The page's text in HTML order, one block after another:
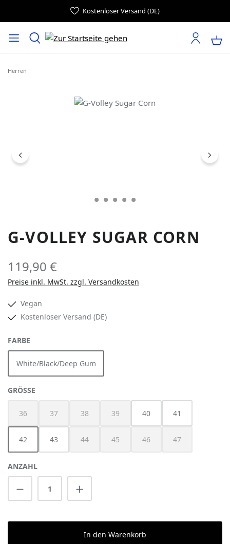
Kostenloser Versand (DE)
Herren
Bildergalerie überspringen
G-VOLLEY SUGAR CORN
119,90 €
Preise inkl. MwSt. zzgl. Versandkosten
Vegan
Kostenloser Versand (DE)
FARBE
White/Black/Deep Gum
GRÖSSE
36
(Diese Option ist zurzeit nicht verfügbar.)
37
(Diese Option ist zurzeit nicht verfügbar.)
38
(Diese Option ist zurzeit nicht verfügbar.)
39
(Diese Option ist zurzeit nicht
40 41
42 43 44
(Diese Option ist zurzeit nicht verfügbar.)
45
(Diese Option ist zurzeit nicht
46
(Diese Option ist zurzeit
47
(Diese Option ist
ANZAHL
Produkt Anzahl: Gib den gewünschten
In den Warenkorb